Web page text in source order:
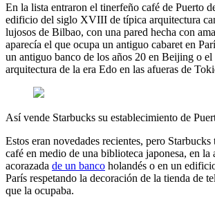
En la lista entraron el tinerfeño café de Puerto
edificio del siglo XVIII de típica arquitectura
lujosos de Bilbao, con una pared hecha con
aparecía el que ocupa un antiguo cabaret en
un antiguo banco de los años 20 en Beijing o el
arquitectura de la era Edo en las afueras de
Así vende Starbucks su establecimiento de
Estos eran novedades recientes, pero Starbucks
café en medio de una biblioteca japonesa, en la
acorazada de un banco holandés o en un
París respetando la decoración de la tienda de
que la ocupaba.